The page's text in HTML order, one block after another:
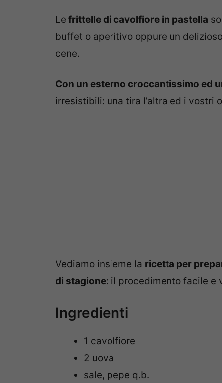
Le frittelle di cavolfiore in pastella
buffet o aperitivo oppure un
cene.
Con un esterno croccantissimo ed
irresistibili: una tira l’altra ed i vostri
Vediamo insieme la ricetta per
di stagione: il procedimento facile e
Ingredienti
1 cavolfiore
2 uova
sale, pepe q.b.